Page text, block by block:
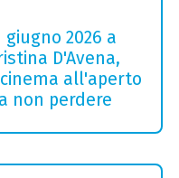
giugno 2026 a
D'Avena,
all'aperto
non perdere